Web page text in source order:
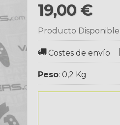
19,00 €
Producto Disponible
Costes de envío
Peso: 0,2 Kg